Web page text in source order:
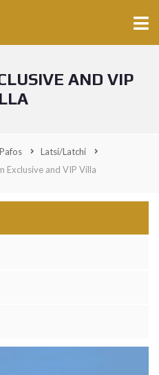
AND VIP
Pafos
Latsi/Latchi
Exclusive and VIP Villa